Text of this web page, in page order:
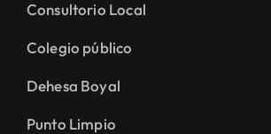
Consultorio Local
Colegio público
Dehesa Boyal
Punto Limpio